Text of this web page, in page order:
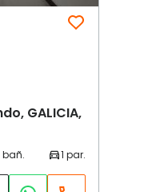
GALICIA,